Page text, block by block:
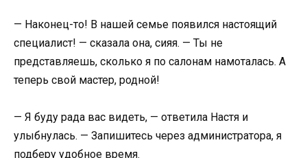
— Наконец-то! В нашей семье появился настоящий
специалист! — сказала она, сияя. — Ты не
представляешь, сколько я по салонам намоталась. А
теперь свой мастер, родной!
— Я буду рада вас видеть, — ответила Настя и
улыбнулась. — Запишитесь через администратора, я
подберу удобное время.